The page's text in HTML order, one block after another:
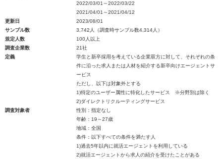
2022/03/01～2022/03/22
2021/04/01～2021/04/12
更新日
2023/08/01
サンプル数
3,742人（調査時サンプル数4,314人）
規定人数
100人以上
調査企業数
21社
定義
学生と新卒採用を考えている企業双方に対して、それぞれの条
件に沿った求人または人材を紹介する新卒向けエージェントサ
ービス
ただし、以下は対象外とする
1)特定のユーザー属性に特化したサービス ※分野別は除く
2)ダイレクトリクルーティングサービス
調査対象者
性別：指定なし
年齢：19～27歳
地域：全国
条件：以下すべての条件を満たす人
1)過去5年以内に就活エージェントを利用している
2)就活エージェントから求人の紹介を受けたことがある